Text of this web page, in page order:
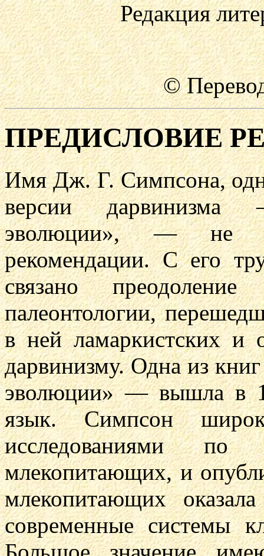
Редакция
©
ПРЕДИСЛОВИЕ
Имя Дж. Г. Симпсона,
версии дарвинизма
эволюции», — не
рекомендации. С его
связано
палеонтологии,
в ней ламаркистских и
дарвинизму. Одна из
эволюции» — вышла в
язык. Симпсон
исследованиями
млекопитающих, и
млекопитающих
современные системы